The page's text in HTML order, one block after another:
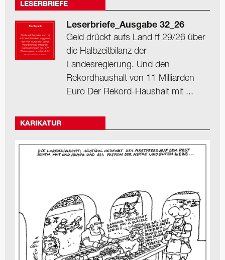
LESERBRIEFE
Leserbriefe_Ausgabe 32_26
Geld drückt aufs Land ff 29/26 über
die Halbzeitbilanz der
Landesregierung. Und den
Rekordhaushalt von 11 Milliarden
Euro Der Rekord-Haushalt mit ...
KARIKATUR